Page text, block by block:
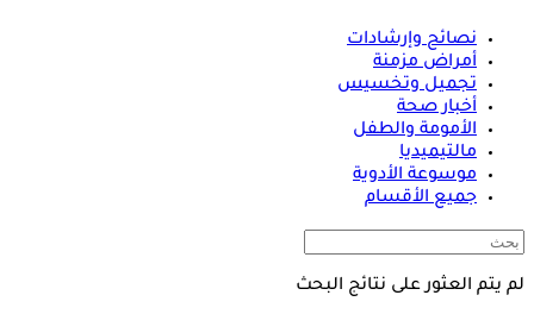
نصائح وإرشادات
أمراض مزمنة
تجميل وتخسيس
أخبار صحة
الأمومة والطفل
مالتيميديا
موسوعة الأدوية
جميع الأقسام
لم يتم العثور على نتائج البحث